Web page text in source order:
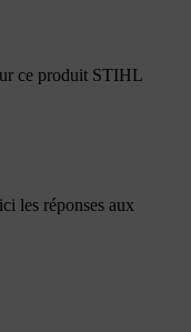
ce produit STIHL
les réponses aux